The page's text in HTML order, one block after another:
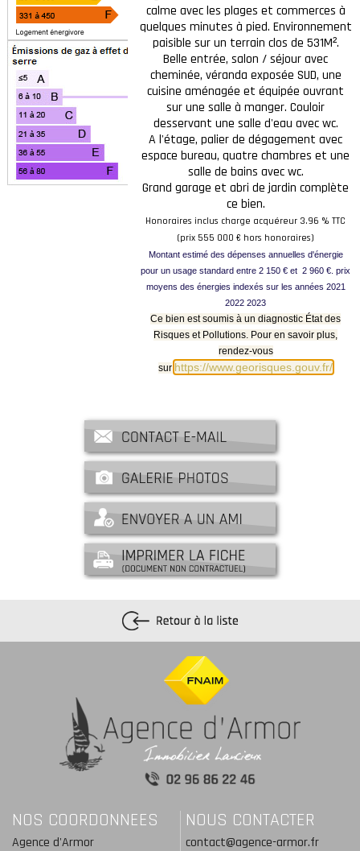
7
calme avec les plages et commerces à
quelques minutes à pied. Environnement
paisible sur un terrain clos de 531M².
Belle entrée, salon / séjour avec
cheminée, véranda exposée SUD, une
cuisine aménagée et équipée ouvrant
sur une salle à manger. Couloir
desservant une salle d'eau avec wc.
A l'étage, palier de dégagement avec
espace bureau, quatre chambres et une
salle de bains avec wc.
Grand garage et abri de jardin complète
ce bien.
Honoraires inclus charge acquéreur 3.96 % TTC
(prix 555 000 € hors honoraires)
Montant estimé des dépenses annuelles d'énergie
pour un usage standard entre 2 150 € et 2 960 €. prix
moyens des énergies indexés sur les années 2021
2022 2023
Ce bien est soumis à un diagnostic État des
Risques et Pollutions. Pour en savoir plus,
rendez-vous
sur https://www.georisques.gouv.fr/
NOS COORDONNEES
Agence d'Armor
NOUS CONTACTER
contact@agence-armor.fr